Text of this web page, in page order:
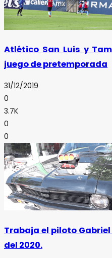
Atlético San Luis y
juego de pretemporada
31/12/2019
0
3.7K
0
0
Trabaja el piloto
del 2020.